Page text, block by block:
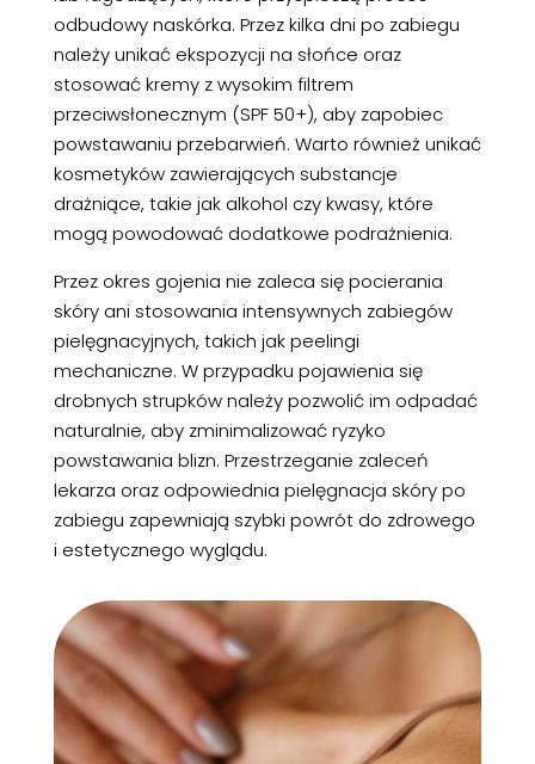
odbudowy naskórka. Przez kilka dni po zabiegu
należy unikać ekspozycji na słońce oraz
stosować kremy z wysokim filtrem
przeciwsłonecznym (SPF 50+), aby zapobiec
powstawaniu przebarwień. Warto również unikać
kosmetyków zawierających substancje
drażniące, takie jak alkohol czy kwasy, które
mogą powodować dodatkowe podrażnienia.
Przez okres gojenia nie zaleca się pocierania
skóry ani stosowania intensywnych zabiegów
pielęgnacyjnych, takich jak peelingi
mechaniczne. W przypadku pojawienia się
drobnych strupków należy pozwolić im odpadać
naturalnie, aby zminimalizować ryzyko
powstawania blizn. Przestrzeganie zaleceń
lekarza oraz odpowiednia pielęgnacja skóry po
zabiegu zapewniają szybki powrót do zdrowego
i estetycznego wyglądu.